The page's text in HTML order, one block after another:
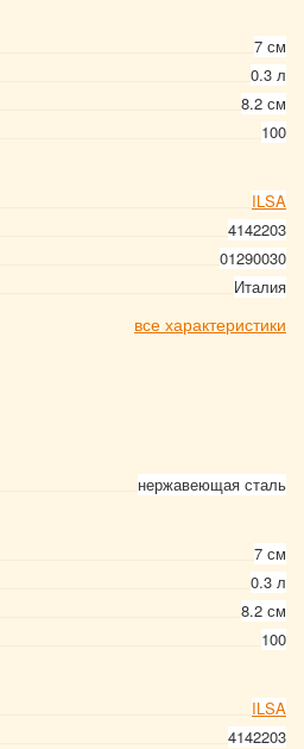
7 см
0.3 л
8.2 см
100
ILSA
4142203
01290030
Италия
все характеристики
нержавеющая сталь
7 см
0.3 л
8.2 см
100
ILSA
4142203